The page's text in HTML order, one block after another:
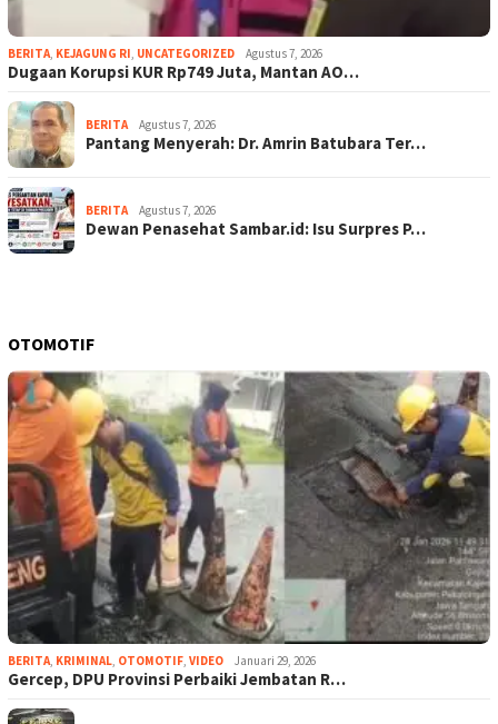
BERITA, KEJAGUNG RI, UNCATEGORIZED Agustus 7, 2026
Dugaan Korupsi KUR Rp749 Juta, Mantan AO…
BERITA Agustus 7, 2026
Pantang Menyerah: Dr. Amrin Batubara Ter…
BERITA Agustus 7, 2026
Dewan Penasehat Sambar.id: Isu Surpres P…
OTOMOTIF
BERITA, KRIMINAL, OTOMOTIF, VIDEO Januari 29, 2026
Gercep, DPU Provinsi Perbaiki Jembatan R…